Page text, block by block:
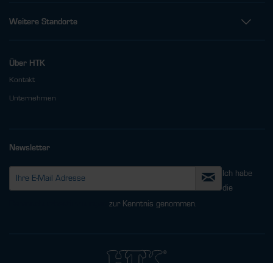
Weitere Standorte
Über HTK
Kontakt
Unternehmen
Newsletter
Ich habe
die
zur Kenntnis genommen.